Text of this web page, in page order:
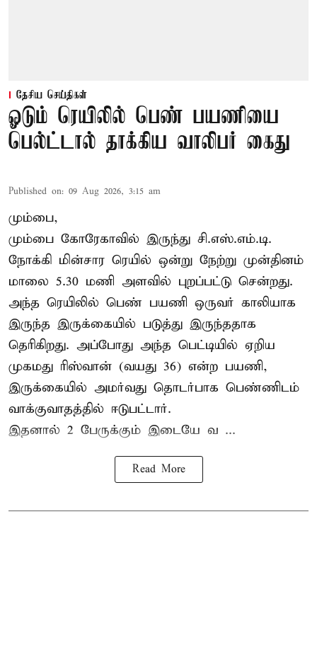
தேசிய செய்திகள்
ஓடும் ரெயிலில் பெண் பயணியை
பெல்ட்டால் தாக்கிய வாலிபர் கைது
Published on: 09 Aug 2026, 3:15 am
மும்பை,
மும்பை கோரேகாவில் இருந்து சி.எஸ்.எம்.டி.
நோக்கி மின்சார ரெயில் ஒன்று நேற்று முன்தினம்
மாலை 5.30 மணி அளவில் புறப்பட்டு சென்றது.
அந்த ரெயிலில் பெண் பயணி ஒருவர் காலியாக
இருந்த இருக்கையில் படுத்து இருந்ததாக
தெரிகிறது. அப்போது அந்த பெட்டியில் ஏறிய
முகமது ரிஸ்வான் (வயது 36) என்ற பயணி,
இருக்கையில் அமர்வது தொடர்பாக பெண்ணிடம்
வாக்குவாதத்தில் ஈடுபட்டார்.
இதனால் 2 பேருக்கும் இடையே வ ...
Read More